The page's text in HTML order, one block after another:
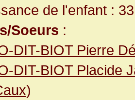
de l'enfant :
Soeurs :
DIT-BIOT Pierre
DIT-BIOT Placide
)